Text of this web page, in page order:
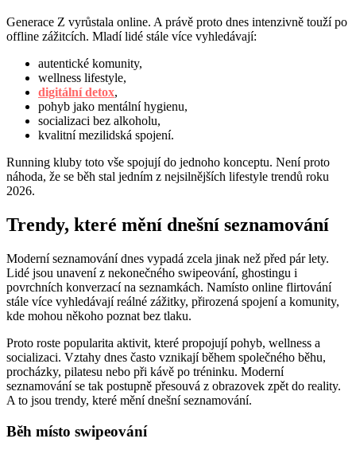
Generace Z vyrůstala online. A právě proto dnes intenzivně touží po
offline zážitcích. Mladí lidé stále více vyhledávají:
autentické komunity,
wellness lifestyle,
digitální detox,
pohyb jako mentální hygienu,
socializaci bez alkoholu,
kvalitní mezilidská spojení.
Running kluby toto vše spojují do jednoho konceptu. Není proto
náhoda, že se běh stal jedním z nejsilnějších lifestyle trendů roku
2026.
Trendy, které mění dnešní seznamování
Moderní seznamování dnes vypadá zcela jinak než před pár lety.
Lidé jsou unavení z nekonečného swipeování, ghostingu i
povrchních konverzací na seznamkách. Namísto online flirtování
stále více vyhledávají reálné zážitky, přirozená spojení a komunity,
kde mohou někoho poznat bez tlaku.
Proto roste popularita aktivit, které propojují pohyb, wellness a
socializaci. Vztahy dnes často vznikají během společného běhu,
procházky, pilatesu nebo při kávě po tréninku. Moderní
seznamování se tak postupně přesouvá z obrazovek zpět do reality.
A to jsou trendy, které mění dnešní seznamování.
Běh místo swipeování